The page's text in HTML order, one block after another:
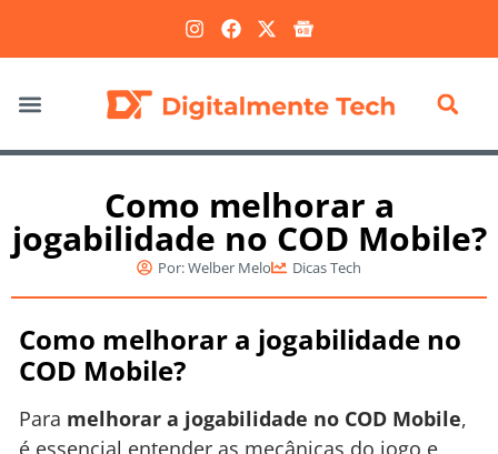
Como melhorar a
jogabilidade no COD Mobile?
Por:Welber Melo Dicas Tech
Como melhorar a jogabilidade no
COD Mobile?
Para melhorar a jogabilidade no COD Mobile,